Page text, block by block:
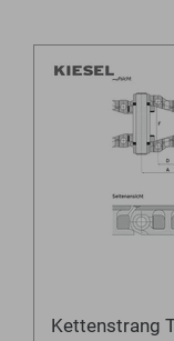
Kettenstrang